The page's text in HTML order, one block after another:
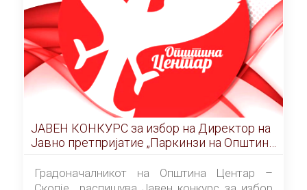
ЈАВЕН КОНКУРС за избор на Директор на
Јавно претпријатие „Паркинзи на Општина
Центар“ – Скопје
Градоначалникот на Општина Центар –